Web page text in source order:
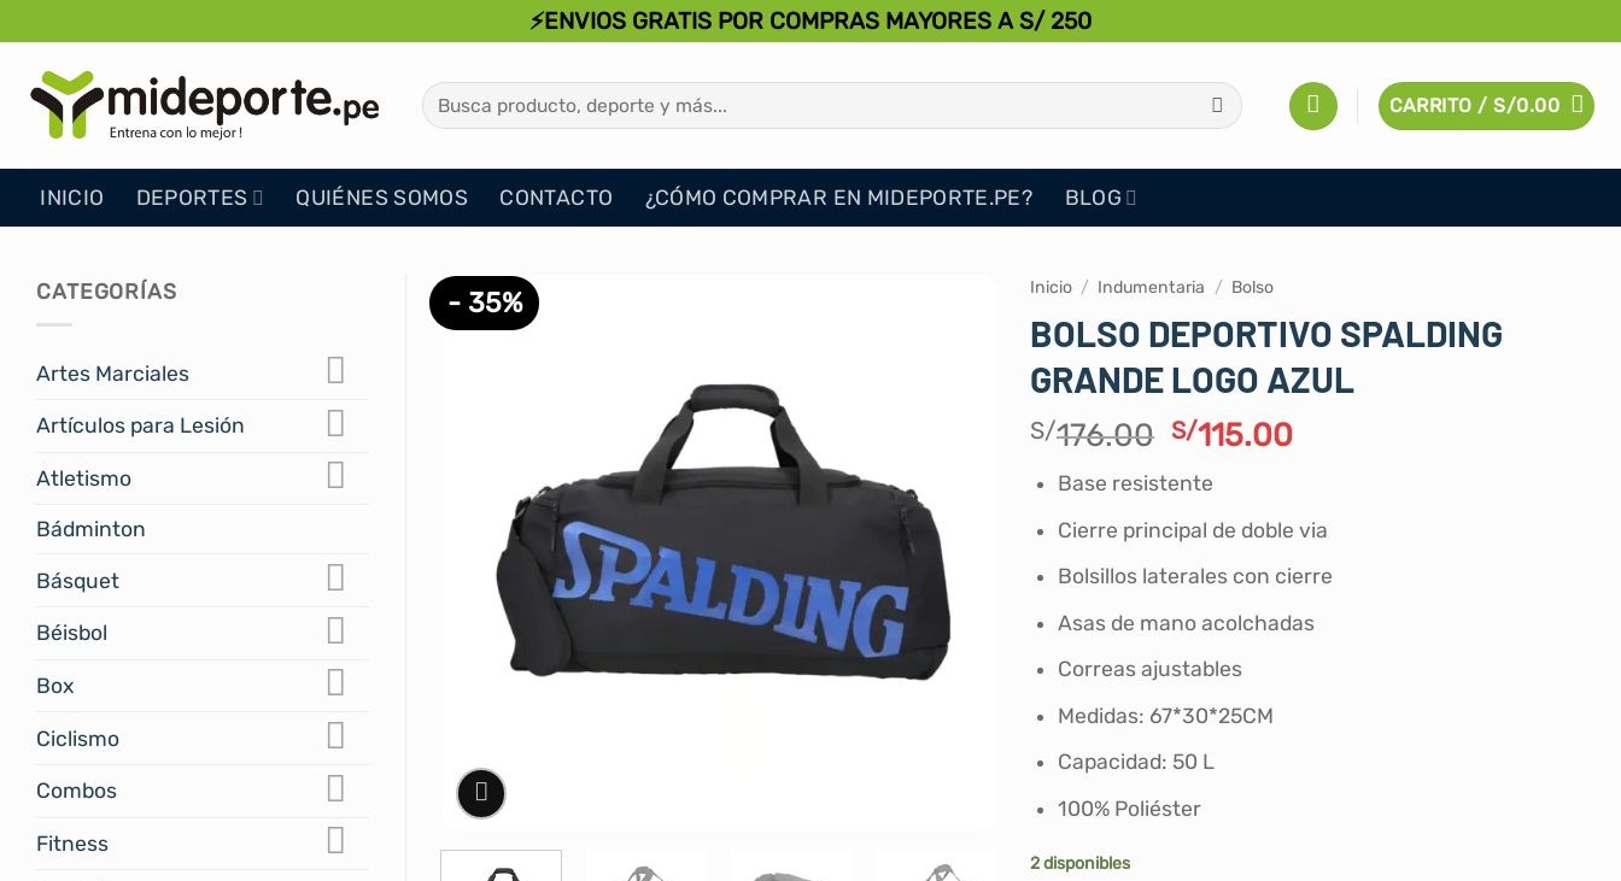
al
contenido
⚡ENVIOS GRATIS POR COMPRAS MAYORES A S/ 250
Buscar
por:
CARRITO /S/0.00
INICIO DEPORTES QUIÉNES SOMOS CONTACTO ¿CÓMO COMPRAR EN MIDEPORTE.PE? BLOG
CATEGORÍAS
Artes Marciales
Artículos para Lesión
Atletismo
Bádminton
Básquet
Béisbol
Box
Ciclismo
Combos
Fitness
- 35% Inicio / Indumentaria / Bolso
BOLSO DEPORTIVO SPALDING
GRANDE LOGO AZUL
S/176.00 El
precio
original
era:
S/176.00.
S/115.00El
es:
Base resistente
Cierre principal de doble via
Bolsillos laterales con cierre
Asas de mano acolchadas
Correas ajustables
Medidas: 67*30*25CM
Capacidad: 50 L
100% Poliéster
2 disponibles